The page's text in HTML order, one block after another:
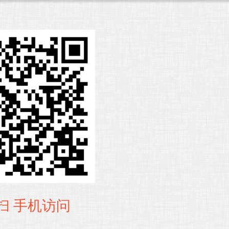
手机访问